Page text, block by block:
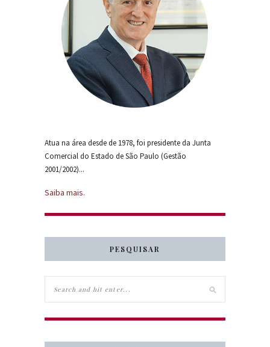
Atua na área desde de 1978, foi presidente da Junta
Comercial do Estado de São Paulo (Gestão
2001/2002)...
Saiba mais.
PESQUISAR